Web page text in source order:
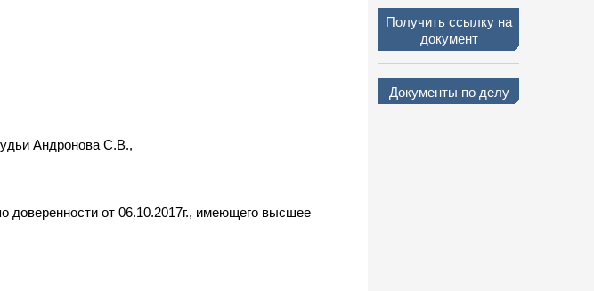
Андронова С.В.,
доверенности от 06.10.2017г., имеющего высшее
Получить ссылку на
документ
Документы по делу